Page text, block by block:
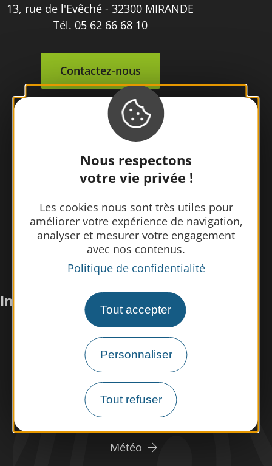
Nous respectons
votre vie privée !
Les cookies nous sont très utiles pour
améliorer votre expérience de navigation,
analyser et mesurer votre engagement
avec nos contenus.
Politique de confidentialité
Tout accepter
Personnaliser
Tout refuser
13, rue de l'Evêché - 32300 MIRANDE
Tél. 05 62 66 68 10
Contactez-nous
Infos pratiques
Nous rencontrer
Nos brochures
Espace pro/presse
Tourisme handicap
Météo